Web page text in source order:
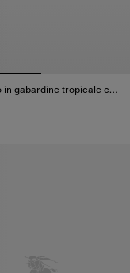
Cappello in gabardine tropicale con tesa Check